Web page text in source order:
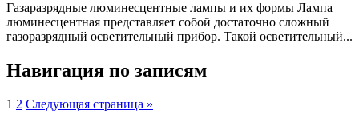
Газаразрядные люминесцентные лампы и их формы Лампа
люминесцентная представляет собой достаточно сложный
газоразрядный осветительный прибор. Такой осветительный...
Навигация по записям
1 2 Следующая страница »